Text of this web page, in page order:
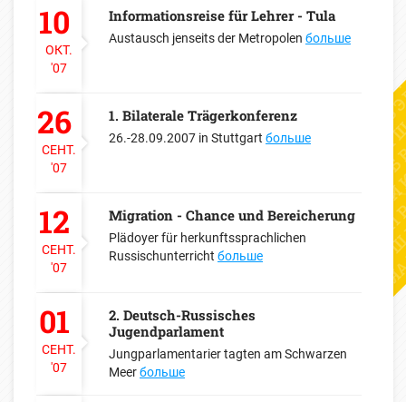
10
ОКТ.
'07
Informationsreise für Lehrer - Tula
Austausch jenseits der Metropolen больше
26
СЕНТ.
'07
1. Bilaterale Trägerkonferenz
26.-28.09.2007 in Stuttgart больше
12
СЕНТ.
'07
Migration - Chance und Bereicherung
Plädoyer für herkunftssprachlichen
Russischunterricht больше
01
СЕНТ.
'07
2. Deutsch-Russisches
Jugendparlament
Jungparlamentarier tagten am Schwarzen
Meerбольше